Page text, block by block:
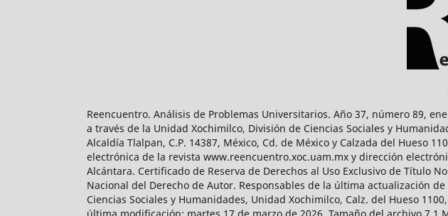
Reencuentro. Análisis de Problemas Universitarios. Año 37, número 89,
a través de la Unidad Xochimilco, División de Ciencias Sociales y
Alcaldía Tlalpan, C.P. 14387, México, Cd. de México y Calzada del Hueso
electrónica de la revista www.reencuentro.xoc.uam.mx y dirección
Alcántara. Certificado de Reserva de Derechos al Uso Exclusivo de Título
Nacional del Derecho de Autor. Responsables de la última actualización
Ciencias Sociales y Humanidades, Unidad Xochimilco, Calz. del Hueso
última modificación: martes 17 de marzo de 2026. Tamaño del archivo 7.1